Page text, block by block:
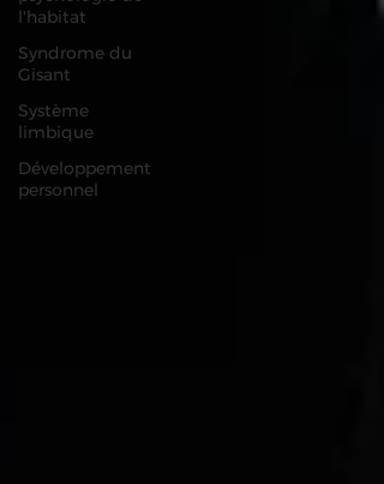
l'habitat
Syndrome du
Gisant
Système
limbique
Développement
personnel